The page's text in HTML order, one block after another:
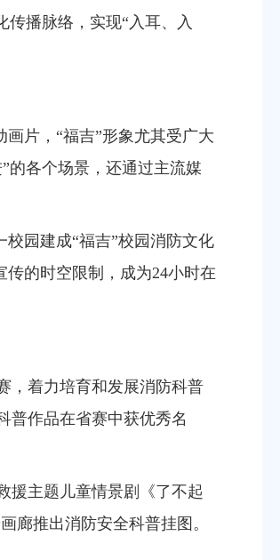
传播脉络，实现“入耳、入
片， “福吉”形象尤其受广大
的各个场景， 还通过主流媒
园建成“福吉”校园消防文化
传的时空限制，成为24小时在
，着力培育和发展消防科普
普作品在省赛中获优秀名
援主题儿童情景剧《了不起
廊推出消防安全科普挂图。